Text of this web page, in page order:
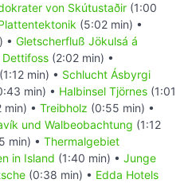
von Skútustaðir (1:00
(5:02 min) •
• Gletscherfluß Jökulsá á
Dettifoss (2:02 min) •
(1:12 min) • Schlucht Ásbyrgi
min) • Halbinsel Tjörnes (1:01
min) • Treibholz (0:55 min) •
und Walbeobachtung (1:12
min) • Thermalgebiet
in Island (1:40 min) • Junge
(0:38 min) • Edda Hotels